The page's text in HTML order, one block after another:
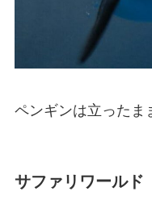
ペンギンは立ったま
サファリワールド